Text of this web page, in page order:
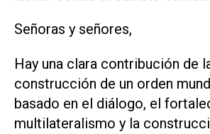
Señoras y señores,
Hay una clara contribución de
construcción de un orden
basado en el diálogo, el
multilateralismo y la